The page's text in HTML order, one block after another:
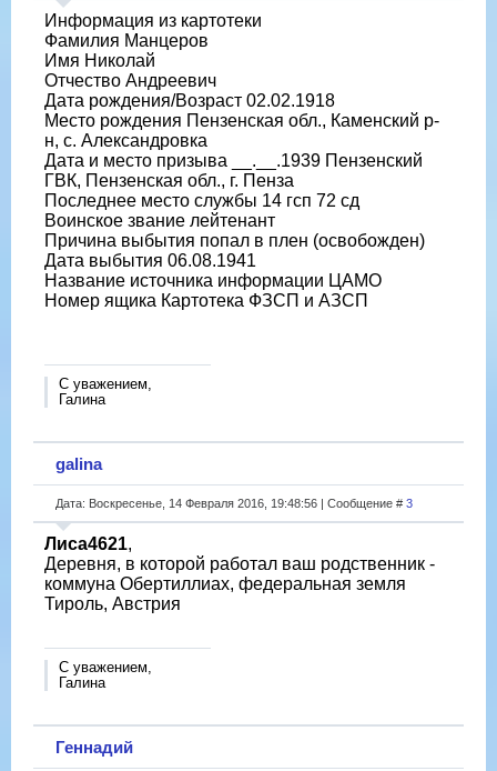
Информация из картотеки
Фамилия Манцеров
Имя Николай
Отчество Андреевич
Дата рождения/Возраст 02.02.1918
Место рождения Пензенская обл., Каменский р-
н, с. Александровка
Дата и место призыва __.__.1939 Пензенский
ГВК, Пензенская обл., г. Пенза
Последнее место службы 14 гсп 72 сд
Воинское звание лейтенант
Причина выбытия попал в плен (освобожден)
Дата выбытия 06.08.1941
Название источника информации ЦАМО
Номер ящика Картотека ФЗСП и АЗСП
С уважением,
Галина
galina
Дата: Воскресенье, 14 Февраля 2016, 19:48:56 | Сообщение # 3
Лиса4621,
Деревня, в которой работал ваш родственник -
коммуна Обертиллиах, федеральная земля
Тироль, Австрия
С уважением,
Галина
Геннадий